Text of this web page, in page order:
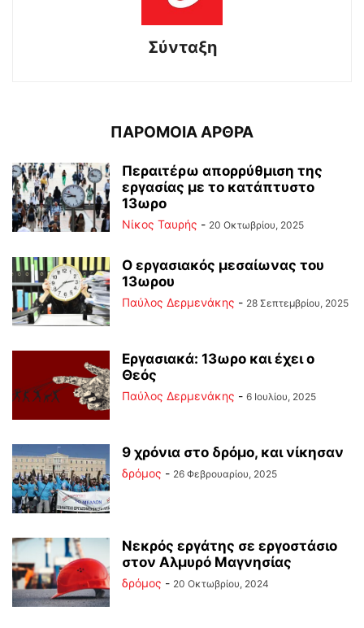
Σύνταξη
ΠΑΡΟΜΟΙΑ ΑΡΘΡΑ
Περαιτέρω απορρύθμιση της
εργασίας με το κατάπτυστο
13ωρο
Νίκος Ταυρής - 20 Οκτωβρίου, 2025
Ο εργασιακός μεσαίωνας του
13ωρου
Παύλος Δερμενάκης - 28 Σεπτεμβρίου, 2025
Εργασιακά: 13ωρο και έχει ο
Θεός
Παύλος Δερμενάκης - 6 Ιουλίου, 2025
9 χρόνια στο δρόμο, και νίκησαν
δρόμος - 26 Φεβρουαρίου, 2025
Νεκρός εργάτης σε εργοστάσιο
στον Αλμυρό Μαγνησίας
δρόμος - 20 Οκτωβρίου, 2024